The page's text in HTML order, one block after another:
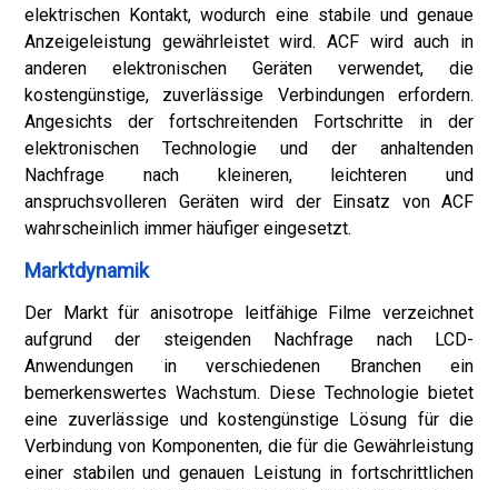
elektrischen Kontakt, wodurch eine stabile und genaue
Anzeigeleistung gewährleistet wird. ACF wird auch in
anderen elektronischen Geräten verwendet, die
kostengünstige, zuverlässige Verbindungen erfordern.
Angesichts der fortschreitenden Fortschritte in der
elektronischen Technologie und der anhaltenden
Nachfrage nach kleineren, leichteren und
anspruchsvolleren Geräten wird der Einsatz von ACF
wahrscheinlich immer häufiger eingesetzt.
Marktdynamik
Der Markt für anisotrope leitfähige Filme verzeichnet
aufgrund der steigenden Nachfrage nach LCD-
Anwendungen in verschiedenen Branchen ein
bemerkenswertes Wachstum. Diese Technologie bietet
eine zuverlässige und kostengünstige Lösung für die
Verbindung von Komponenten, die für die Gewährleistung
einer stabilen und genauen Leistung in fortschrittlichen